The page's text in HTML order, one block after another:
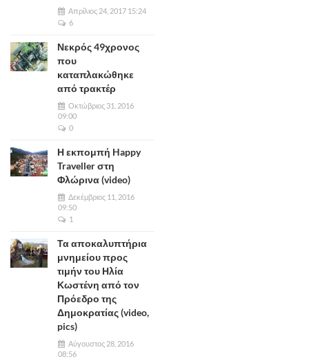
Απρίλιος 24, 2017 15:24
6
Νεκρός 49χρονος
που
καταπλακώθηκε
από τρακτέρ
Οκτώβριος 31, 2016
09:00
0
Η εκπομπή Happy
Traveller στη
Φλώρινα (video)
Δεκέμβριος 11, 2016
09:50
1
Τα αποκαλυπτήρια
μνημείου προς
τιμήν του Ηλία
Κωστένη από τον
Πρόεδρο της
Δημοκρατίας (video,
pics)
Αύγουστος 28, 2016
08:56